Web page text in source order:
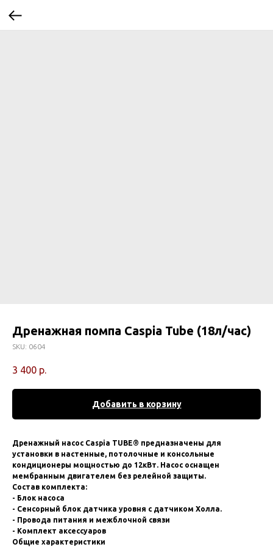
Дренажная помпа Caspia Tube (18л/час)
SKU: 0604
3 400 р.
Добавить в корзину
Дренажный насос Caspia TUBE® предназначены для
установки в настенные, потолочные и консольные
кондиционеры мощностью до 12кВт. Насос оснащен
мембранным двигателем без релейной защиты.
Состав комплекта:
- Блок насоса
- Сенсорный блок датчика уровня с датчиком Холла.
- Провода питания и межблочной связи
- Комплект аксессуаров
Общие характеристики